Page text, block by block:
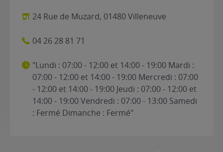
24 Rue de Muzard, 01480 Villeneuve
04 26 28 81 71
"Lundi : 07:00 - 12:00 et 14:00 - 19:00 Mardi :
07:00 - 12:00 et 14:00 - 19:00 Mercredi : 07:00
- 12:00 et 14:00 - 19:00 Jeudi : 07:00 - 12:00 et
14:00 - 19:00 Vendredi : 07:00 - 13:00 Samedi
: Fermé Dimanche : Fermé"